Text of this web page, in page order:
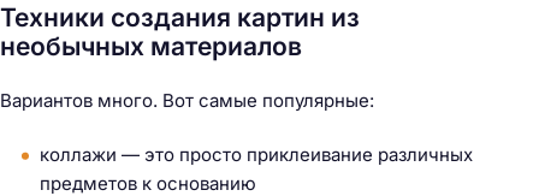
Техники создания картин из
необычных материалов
Вариантов много. Вот самые популярные:
коллажи — это просто приклеивание различных
предметов к основанию